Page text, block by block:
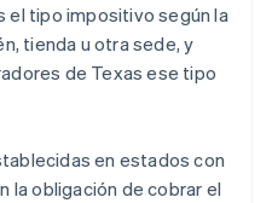
el tipo impositivo según la
tienda u otra sede, y
de Texas ese tipo
en estados con
la obligación de cobrar el